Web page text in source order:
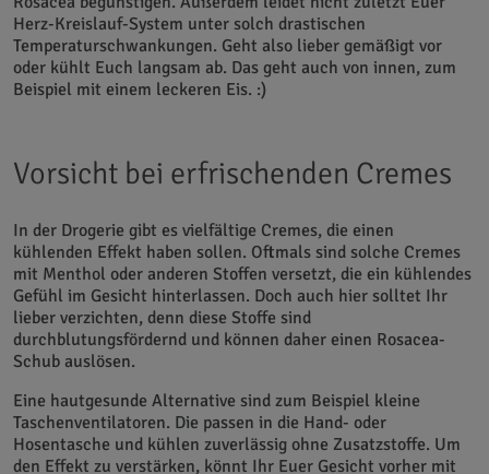
Herz-Kreislauf-System unter solch drastischen
Temperaturschwankungen. Geht also lieber gemäßigt vor
oder kühlt Euch langsam ab. Das geht auch von innen, zum
Beispiel mit einem leckeren Eis. :)
Vorsicht bei erfrischenden Cremes
In der Drogerie gibt es vielfältige Cremes, die einen
kühlenden Effekt haben sollen. Oftmals sind solche Cremes
mit Menthol oder anderen Stoffen versetzt, die ein kühlendes
Gefühl im Gesicht hinterlassen. Doch auch hier solltet Ihr
lieber verzichten, denn diese Stoffe sind
durchblutungsfördernd und können daher einen Rosacea-
Schub auslösen.
Eine hautgesunde Alternative sind zum Beispiel kleine
Taschenventilatoren. Die passen in die Hand- oder
Hosentasche und kühlen zuverlässig ohne Zusatzstoffe. Um
den Effekt zu verstärken, könnt Ihr Euer Gesicht vorher mit